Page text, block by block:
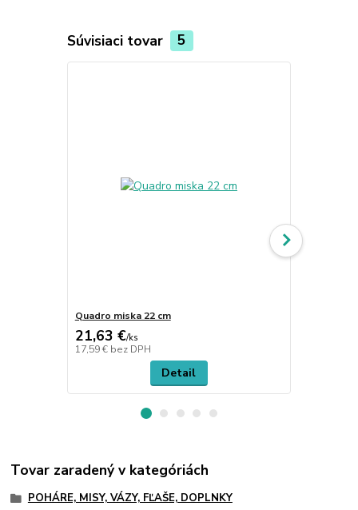
Súvisiaci tovar 5
Quadro miska 22 cm
21,63 €/ks
17,59 € bez DPH
Detail
Tovar zaradený v kategóriách
POHÁRE, MISY, VÁZY, FĽAŠE, DOPLNKY